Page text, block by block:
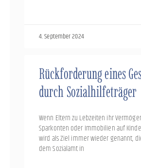
4. September 2024
Rückforderung eines
durch Sozialhilfeträger
Wenn Eltern zu Lebzeiten ihr
Sparkonten oder Immobilien auf
wird als Ziel immer wieder genannt,
dem Sozialamt in